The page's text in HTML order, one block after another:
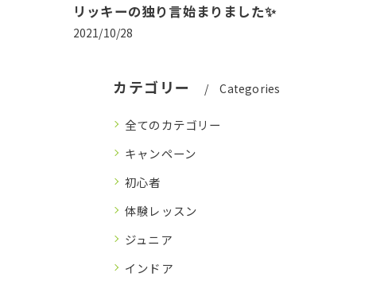
リッキーの独り言始まりました✨
2021/10/28
カテゴリー Categories
全てのカテゴリー
キャンペーン
初心者
体験レッスン
ジュニア
インドア